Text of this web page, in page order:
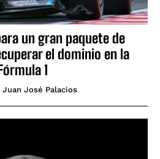
un gran paquete de
el dominio en la
1
Juan José Palacios